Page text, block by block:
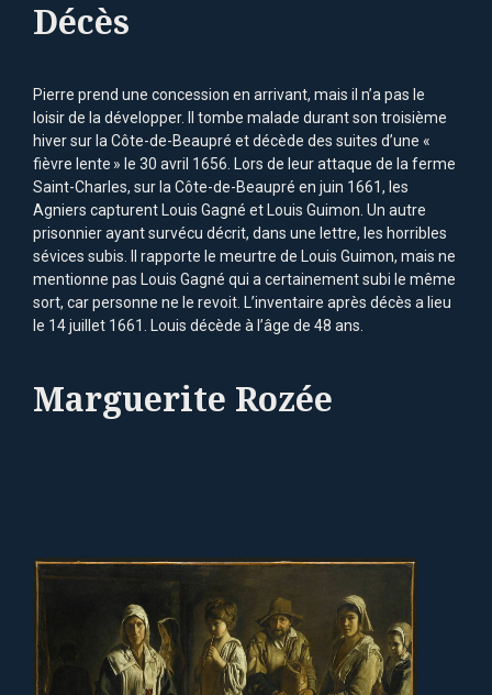
Décès
Pierre prend une concession en arrivant, mais il n’a pas le
loisir de la développer. Il tombe malade durant son troisième
hiver sur la Côte-de-Beaupré et décède des suites d’une «
fièvre lente » le 30 avril 1656. Lors de leur attaque de la ferme
Saint-Charles, sur la Côte-de-Beaupré en juin 1661, les
Agniers capturent Louis Gagné et Louis Guimon. Un autre
prisonnier ayant survécu décrit, dans une lettre, les horribles
sévices subis. Il rapporte le meurtre de Louis Guimon, mais ne
mentionne pas Louis Gagné qui a certainement subi le même
sort, car personne ne le revoit. L’inventaire après décès a lieu
le 14 juillet 1661. Louis décède à l’âge de 48 ans.
Marguerite Rozée